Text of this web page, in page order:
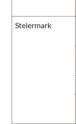
Steiermark